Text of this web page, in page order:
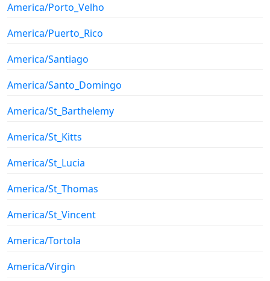
America/Porto_Velho
America/Puerto_Rico
America/Santiago
America/Santo_Domingo
America/St_Barthelemy
America/St_Kitts
America/St_Lucia
America/St_Thomas
America/St_Vincent
America/Tortola
America/Virgin